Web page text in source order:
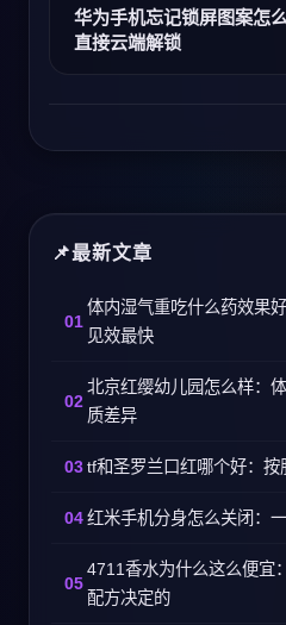
华为手机忘记锁屏图案怎
直接云端解锁
最新文章
体内湿气重吃什么药效果
见效最快
北京红缨幼儿园怎么样：
质差异
tf和圣罗兰口红哪个好：按
红米手机分身怎么关闭：
4711香水为什么这么便宜
配方决定的